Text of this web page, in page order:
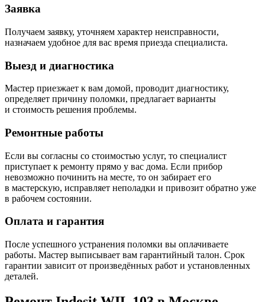
Заявка
Получаем заявку, уточняем характер неисправности,
назначаем удобное для вас время приезда специалиста.
Выезд и диагностика
Мастер приезжает к вам домой, проводит диагностику,
определяет причину поломки, предлагает варианты
и стоимость решения проблемы.
Ремонтные работы
Если вы согласны со стоимостью услуг, то специалист
приступает к ремонту прямо у вас дома. Если прибор
невозможно починить на месте, то он забирает его
в мастерскую, исправляет неполадки и привозит обратно уже
в рабочем состоянии.
Оплата и гарантия
После успешного устранения поломки вы оплачиваете
работы. Мастер выписывает вам гарантийный талон. Срок
гарантии зависит от произведённых работ и установленных
деталей.